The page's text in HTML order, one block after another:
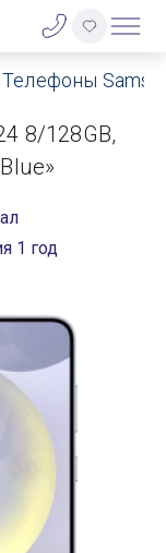
Телефоны
8/128GB,
1 год